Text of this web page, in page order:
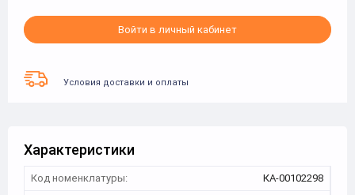
Войти в личный кабинет
Условия доставки и оплаты
Характеристики
Код номенклатуры:
КА-00102298